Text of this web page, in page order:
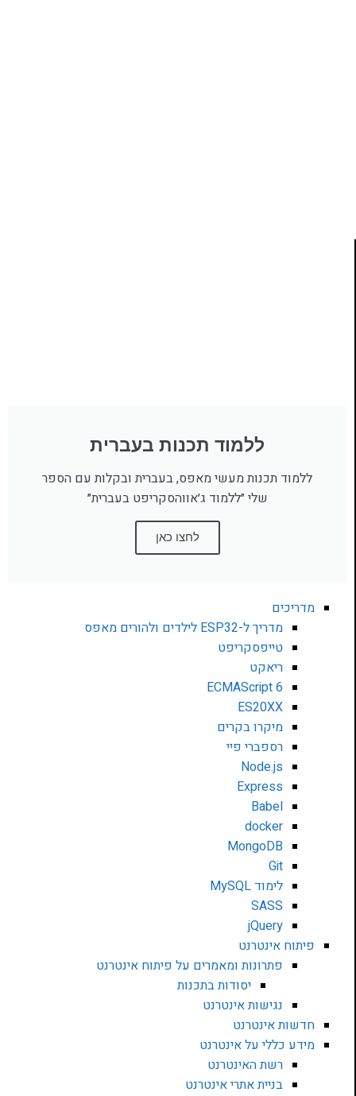
ללמוד תכנות בעברית
ללמוד תכנות מעשי מאפס, בעברית ובקלות עם הספר
שלי ״ללמוד ג׳אווהסקריפט בעברית״
לחצו כאן
מדריכים
מדריך ל-ESP32 לילדים ולהורים מאפס
טייפסקריפט
ריאקט
ECMAScript 6
ES20XX
מיקרו בקרים
רספברי פיי
Node.js
Express
Babel
docker
MongoDB
Git
לימוד MySQL
SASS
jQuery
פיתוח אינטרנט
פתרונות ומאמרים על פיתוח אינטרנט
יסודות בתכנות
נגישות אינטרנט
חדשות אינטרנט
מידע כללי על אינטרנט
רשת האינטרנט
בניית אתרי אינטרנט